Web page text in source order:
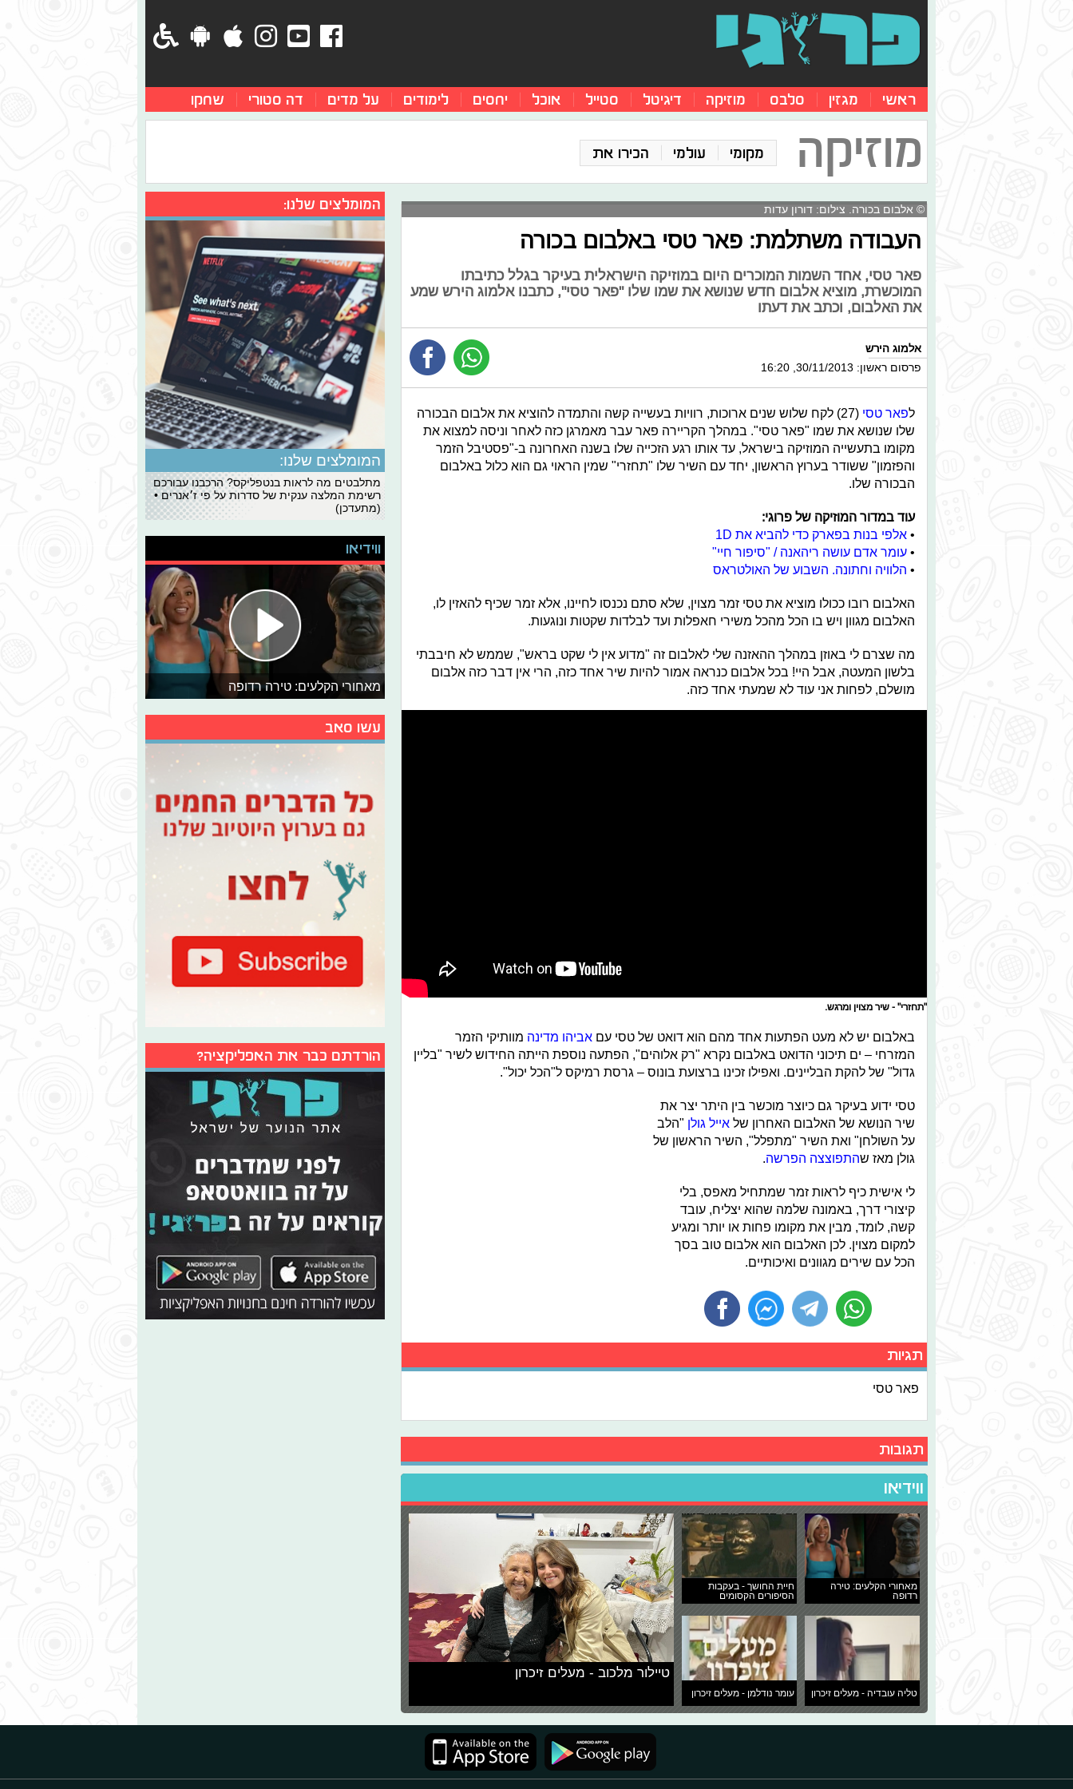
ראשי מגזין סלבס מוזיקה דיגיטל סטייל אוכל יחסים לימודים על מדים דה סטורי שחקו
מוזיקה מקומי עולמי הכירו את
© אלבום בכורה. צילום: דורון עדות
העבודה משתלמת: פאר טסי באלבום בכורה
פאר טסי, אחד השמות המוכרים היום במוזיקה הישראלית בעיקר בגלל כתיבתו
המוכשרת, מוציא אלבום חדש שנושא את שמו שלו "פאר טסי", כתבנו אלמוג הירש שמע
את האלבום, וכתב את דעתו
אלמוג הירש
פרסום ראשון: 30/11/2013, 16:20
לפאר טסי
(27) לקח שלוש שנים ארוכות, רוויות בעשייה קשה והתמדה להוציא את אלבום הבכורה
שלו שנושא את שמו "פאר טסי". במהלך הקריירה פאר עבר מאמרגן כזה לאחר וניסה למצוא את
מקומו בתעשייה המוזיקה בישראל, עד אותו רגע הזכייה שלו בשנה האחרונה ב-"פסטיבל הזמר
והפזמון" ששודר בערוץ הראשון, יחד עם השיר שלו "תחזרי" שמין הראוי גם הוא כלול באלבום
הבכורה שלו.
עוד במדור המוזיקה של פרוגי:
• אלפי בנות בפארק כדי להביא את 1D
• עומר אדם עושה ריהאנה / "סיפור חיי"
• הלוויה וחתונה. השבוע של האולטראס
האלבום רובו ככולו מוציא את טסי זמר מצוין, שלא סתם נכנסו לחיינו, אלא זמר שכיף להאזין לו,
האלבום מגוון ויש בו הכל מהכל משירי חאפלות ועד לבלדות שקטות ונוגעות.
מה שצרם לי באוזן במהלך ההאזנה שלי לאלבום זה "מדוע אין לי שקט בראש", שממש לא חיבבתי
בלשון המעטה, אבל היי! בכל אלבום כנראה אמור להיות שיר אחד כזה, הרי אין דבר כזה אלבום
מושלם, לפחות אני עוד לא שמעתי אחד כזה.
"תחזרי" - שיר מצוין ומרגש.
באלבום יש לא מעט הפתעות אחד מהם הוא דואט של טסי עם אביהו מדינה מוותיקי הזמר
המזרחי – ים תיכוני הדואט באלבום נקרא "רק אלוהים", הפתעה נוספת הייתה החידוש לשיר "בליין
גדול" של להקת הבליינים. ואפילו זכינו ברצועת בונוס – גרסת רמיקס ל"הכל יכול".
טסי ידוע בעיקר גם כיוצר מוכשר בין היתר יצר את
שיר הנושא של האלבום האחרון של אייל גולן "הלב
על השולחן" ואת השיר "מתפלל", השיר הראשון של
גולן מאז שהתפוצצה הפרשה.
לי אישית כיף לראות זמר שמתחיל מאפס, בלי
קיצורי דרך, באמונה שלמה שהוא יצליח, עובד
קשה, לומד, מבין את מקומו פחות או יותר ומגיע
למקום מצוין. לכן האלבום הוא אלבום טוב בסך
הכל עם שירים מגוונים ואיכותיים.
תגיות
פאר טסי
תגובות
ווידיאו
מאחורי הקלעים: טירה
רדופה
חיית החושך - בעקבות
הסיפורים הקסומים
טליה עובדיה - מעלים זיכרון עומר נודלמן - מעלים זיכרון
טיילור מלכוב - מעלים זיכרון
המומלצים שלנו:
המומלצים שלנו:
מתלבטים מה לראות בנטפליקס? הרכבנו עבורכם
רשימת המלצה ענקית של סדרות על פי ז׳אנרים •
(מתעדכן)
ווידיאו
מאחורי הקלעים: טירה רדופה
עשו סאב
הורדתם כבר את האפליקציה?